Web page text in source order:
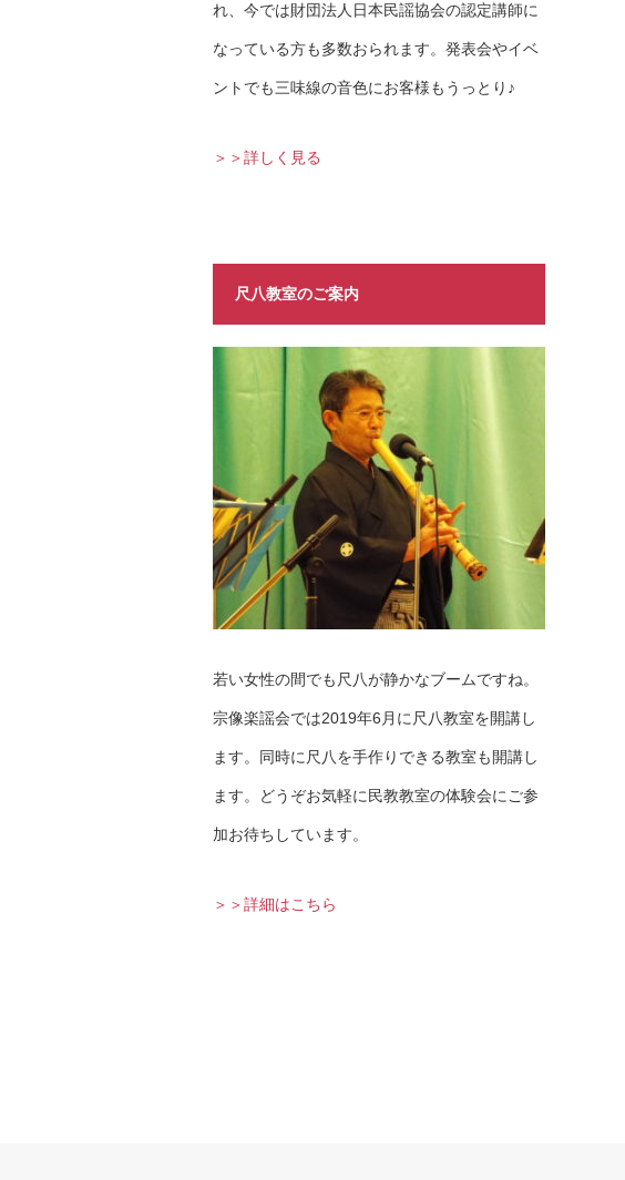
れ、今では財団法人日本民謡協会の認定講師に
なっている方も多数おられます。発表会やイベ
ントでも三味線の音色にお客様もうっとり♪
＞＞詳しく見る
尺八教室のご案内
若い女性の間でも尺八が静かなブームですね。
宗像楽謡会では2019年6月に尺八教室を開講し
ます。同時に尺八を手作りできる教室も開講し
ます。どうぞお気軽に民教教室の体験会にご参
加お待ちしています。
＞＞詳細はこちら